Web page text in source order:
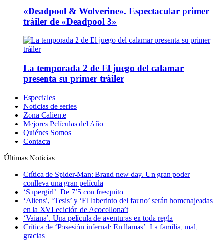
«Deadpool & Wolverine». Espectacular primer
tráiler de «Deadpool 3»
La temporada 2 de El juego del calamar
presenta su primer tráiler
Especiales
Noticias de series
Zona Caliente
Mejores Películas del Año
Quiénes Somos
Contacta
Últimas Noticias
Crítica de Spider-Man: Brand new day. Un gran poder
conlleva una gran película
‘Supergirl’. De 7’5 con fresquito
‘Aliens’, ‘Tesis’ y ‘El laberinto del fauno’ serán homenajeadas
en la XVI edición de Acocollona’t
‘Vaiana’. Una película de aventuras en toda regla
Crítica de ‘Posesión infernal: En llamas’. La familia, mal,
gracias